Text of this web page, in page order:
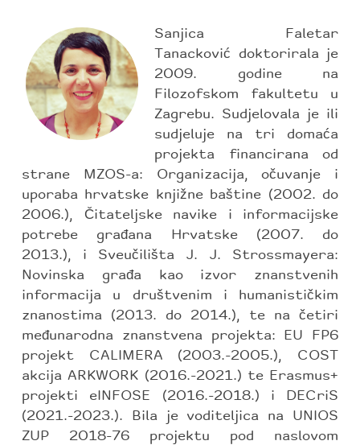
Sanjica Faletar
Tanacković doktorirala je
2009. godine na
Filozofskom fakultetu u
Zagrebu. Sudjelovala je ili
sudjeluje na tri domaća
projekta financirana od
strane MZOS-a: Organizacija, očuvanje i
uporaba hrvatske knjižne baštine (2002. do
2006.), Čitateljske navike i informacijske
potrebe građana Hrvatske (2007. do
2013.), i Sveučilišta J. J. Strossmayera:
Novinska građa kao izvor znanstvenih
informacija u društvenim i humanističkim
znanostima (2013. do 2014.), te na četiri
međunarodna znanstvena projekta: EU FP6
projekt CALIMERA (2003.-2005.), COST
akcija ARKWORK (2016.-2021.) te Erasmus+
projekti eINFOSE (2016.-2018.) i DECriS
(2021.-2023.). Bila je voditeljica na UNIOS
ZUP 2018-76 projektu pod naslovom